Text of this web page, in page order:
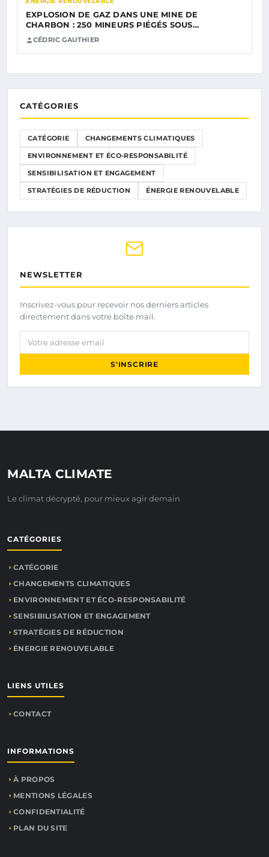
EXPLOSION DE GAZ DANS UNE MINE DE
CHARBON : 250 MINEURS PIÉGÉS SOUS…
CÉDRIC GAUTHIER
CATÉGORIES
CATÉGORIE CHANGEMENTS CLIMATIQUES
ENVIRONNEMENT ET ÉCO-RESPONSABILITÉ
SENSIBILISATION ET ENGAGEMENT
STRATÉGIES DE RÉDUCTION ÉNERGIE RENOUVELABLE
NEWSLETTER
Inscrivez-vous pour recevoir nos derniers articles
directement dans votre boîte mail.
Votre adresse email
S'INSCRIRE
MALTA CLIMATE
Le climat décrypté, pour mieux agir demain
CATÉGORIES
CATÉGORIE
CHANGEMENTS CLIMATIQUES
ENVIRONNEMENT ET ÉCO-RESPONSABILITÉ
SENSIBILISATION ET ENGAGEMENT
STRATÉGIES DE RÉDUCTION
ÉNERGIE RENOUVELABLE
LIENS UTILES
CONTACT
INFORMATIONS
À PROPOS
MENTIONS LÉGALES
CONFIDENTIALITÉ
PLAN DU SITE